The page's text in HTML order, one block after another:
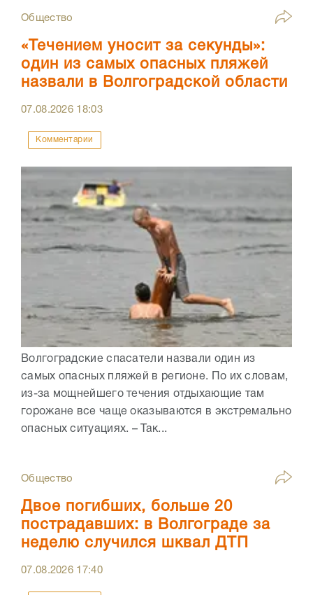
Общество
«Течением уносит за секунды»:
один из самых опасных пляжей
назвали в Волгоградской области
07.08.2026 18:03
Комментарии
Волгоградские спасатели назвали один из
самых опасных пляжей в регионе. По их словам,
из-за мощнейшего течения отдыхающие там
горожане все чаще оказываются в экстремально
опасных ситуациях. – Так...
Общество
Двое погибших, больше 20
пострадавших: в Волгограде за
неделю случился шквал ДТП
07.08.2026 17:40